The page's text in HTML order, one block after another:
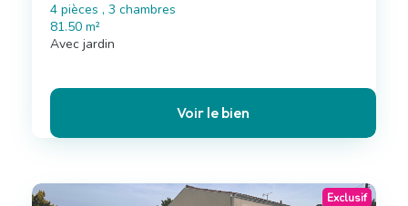
4 pièces , 3 chambres
81.50 m²
Avec jardin
Voir le bien
Exclusif